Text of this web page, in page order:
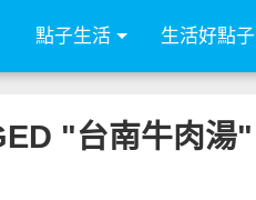
點子生活 生活好點子
"台南牛肉湯"